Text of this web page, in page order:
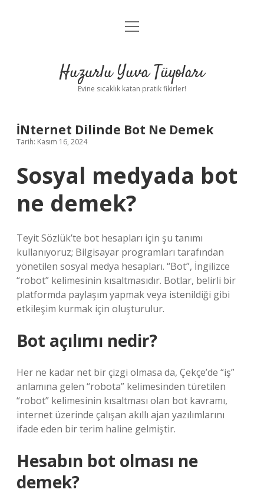
Anasayfa
Yasal Uyarı
menüyü
Huzurlu Yuva Tüyoları
Evine sıcaklık katan pratik fikirler!
İNternet Dilinde Bot Ne Demek
Tarih: Kasım 16, 2024
Sosyal medyada bot
ne demek?
Teyit Sözlük’te bot hesapları için şu tanımı
kullanıyoruz; Bilgisayar programları tarafından
yönetilen sosyal medya hesapları. “Bot”, İngilizce
“robot” kelimesinin kısaltmasıdır. Botlar, belirli bir
platformda paylaşım yapmak veya istenildiği gibi
etkileşim kurmak için oluşturulur.
Bot açılımı nedir?
Her ne kadar net bir çizgi olmasa da, Çekçe’de “iş”
anlamına gelen “robota” kelimesinden türetilen
“robot” kelimesinin kısaltması olan bot kavramı,
internet üzerinde çalışan akıllı ajan yazılımlarını
ifade eden bir terim haline gelmiştir.
Hesabın bot olması ne
demek?